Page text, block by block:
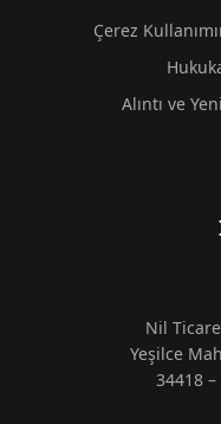
Çerez
Alıntı ve
Nil
Yeşilce
34418